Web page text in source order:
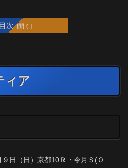
目次
ィア
日（日）京都10Ｒ・令月Ｓ(Ｏ